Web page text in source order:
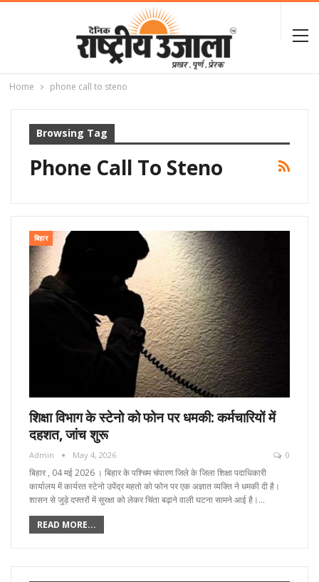
Home phone call to steno
Browsing Tag
Phone Call To Steno
बिहार
शिक्षा विभाग के स्टेनो को फोन पर धमकी: कर्मचारियों में
दहशत, जांच शुरू
Admin May 4, 2026 0
बिहार , 04 मई 2026 । बिहार के पश्चिम चंपारण जिले के जिला शिक्षा पदाधिकारी
कार्यालय में कार्यरत स्टेनो उपेंद्र महतो को फोन पर एक अज्ञात व्यक्ति ने धमकी दी है।
शासन से जुड़े दफ्तरों में सुरक्षा को लेकर चिंता बढ़ाने वाली घटना सामने आई है।…
READ MORE...